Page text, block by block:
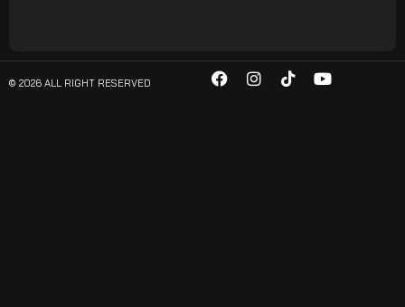
© 2026 ALL RIGHT RESERVED